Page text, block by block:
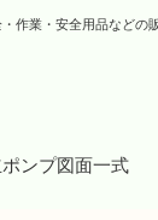
作業・安全用品などの
ポンプ図面一式